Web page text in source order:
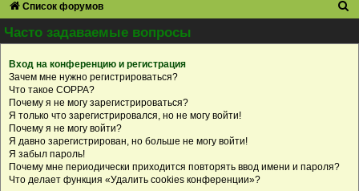
Список форумов
и
Часто задаваемые вопросы
Вход на конференцию и регистрация
Зачем мне нужно регистрироваться?
Что такое COPPA?
Почему я не могу зарегистрироваться?
Я только что зарегистрировался, но не могу войти!
Почему я не могу войти?
Я давно зарегистрирован, но больше не могу войти!
Я забыл пароль!
Почему мне периодически приходится повторять ввод имени и пароля?
Что делает функция «Удалить cookies конференции»?